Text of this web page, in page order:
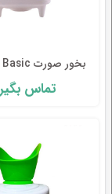
زیبایی
تجهیزات
بخور صورت Beauty Basic مدل MK-101
تماس